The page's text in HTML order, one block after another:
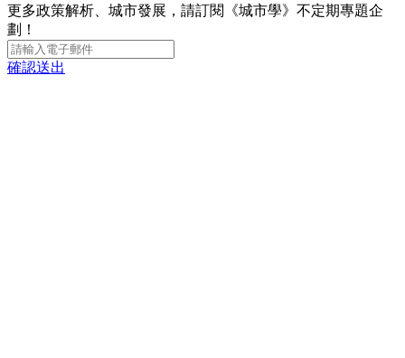
更多政策解析、城市發展，請訂閱《城市學》不定期專題企
劃！
確認送出